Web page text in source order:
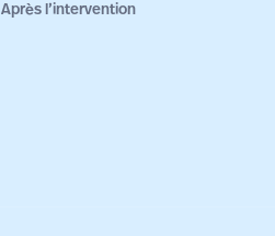
Après l’intervention